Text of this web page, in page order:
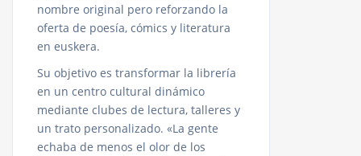
nombre original pero reforzando la
oferta de poesía, cómics y literatura
en euskera.
Su objetivo es transformar la librería
en un centro cultural dinámico
mediante clubes de lectura, talleres y
un trato personalizado. «La gente
echaba de menos el olor de los